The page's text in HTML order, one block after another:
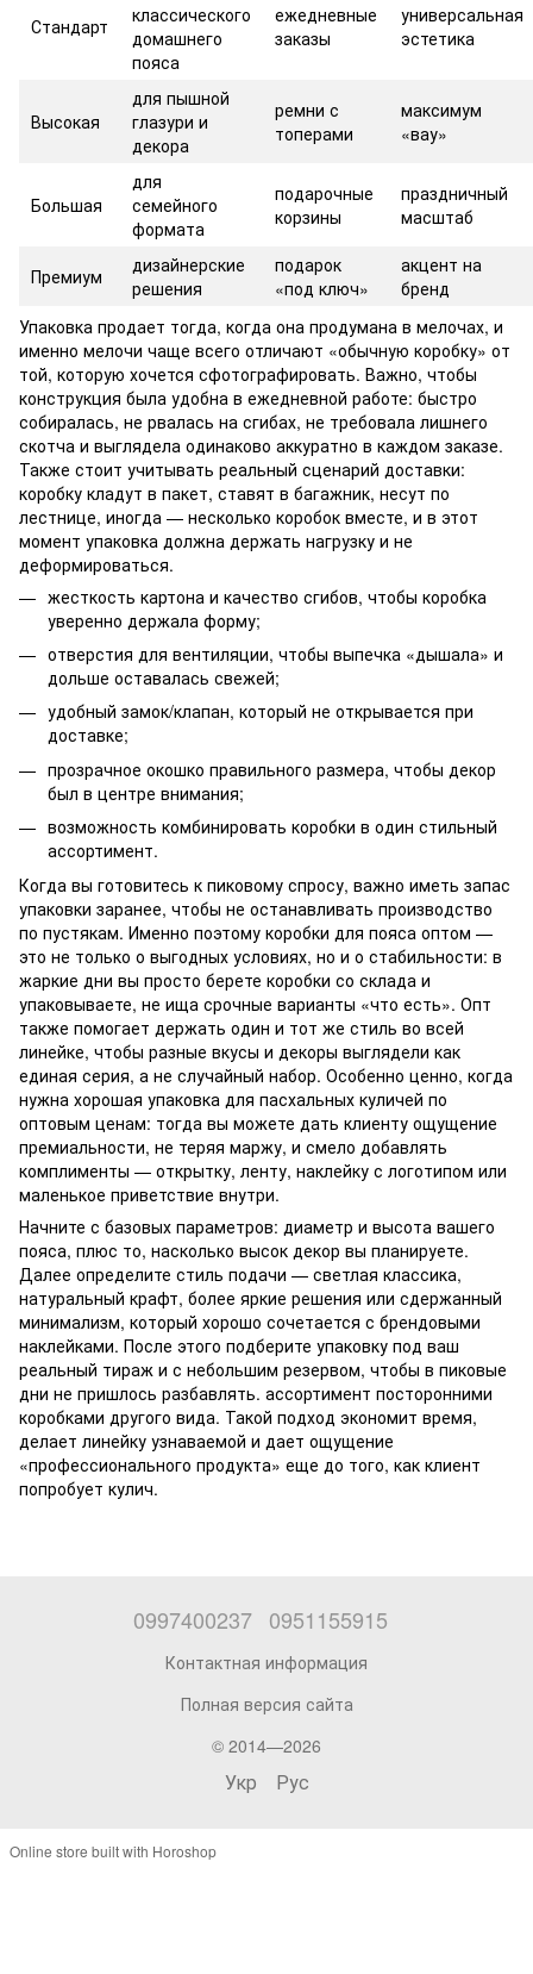
Стандарт
классического
домашнего
пояса
ежедневные
заказы
универсальная
эстетика
Высокая
для пышной
глазури и
декора
ремни с
топерами
максимум
«вау»
Большая
для
семейного
формата
подарочные
корзины
праздничный
масштаб
Премиум
дизайнерские
решения
подарок
«под ключ»
акцент на
бренд
Упаковка продает тогда, когда она продумана в мелочах, и
именно мелочи чаще всего отличают «обычную коробку» от
той, которую хочется сфотографировать. Важно, чтобы
конструкция была удобна в ежедневной работе: быстро
собиралась, не рвалась на сгибах, не требовала лишнего
скотча и выглядела одинаково аккуратно в каждом заказе.
Также стоит учитывать реальный сценарий доставки:
коробку кладут в пакет, ставят в багажник, несут по
лестнице, иногда — несколько коробок вместе, и в этот
момент упаковка должна держать нагрузку и не
деформироваться.
жесткость картона и качество сгибов, чтобы коробка
уверенно держала форму;
отверстия для вентиляции, чтобы выпечка «дышала» и
дольше оставалась свежей;
удобный замок/клапан, который не открывается при
доставке;
прозрачное окошко правильного размера, чтобы декор
был в центре внимания;
возможность комбинировать коробки в один стильный
ассортимент.
Когда вы готовитесь к пиковому спросу, важно иметь запас
упаковки заранее, чтобы не останавливать производство
по пустякам. Именно поэтому коробки для пояса оптом —
это не только о выгодных условиях, но и о стабильности: в
жаркие дни вы просто берете коробки со склада и
упаковываете, не ища срочные варианты «что есть». Опт
также помогает держать один и тот же стиль во всей
линейке, чтобы разные вкусы и декоры выглядели как
единая серия, а не случайный набор. Особенно ценно, когда
нужна хорошая упаковка для пасхальных куличей по
оптовым ценам: тогда вы можете дать клиенту ощущение
премиальности, не теряя маржу, и смело добавлять
комплименты — открытку, ленту, наклейку с логотипом или
маленькое приветствие внутри.
Начните с базовых параметров: диаметр и высота вашего
пояса, плюс то, насколько высок декор вы планируете.
Далее определите стиль подачи — светлая классика,
натуральный крафт, более яркие решения или сдержанный
минимализм, который хорошо сочетается с брендовыми
наклейками. После этого подберите упаковку под ваш
реальный тираж и с небольшим резервом, чтобы в пиковые
дни не пришлось разбавлять. ассортимент посторонними
коробками другого вида. Такой подход экономит время,
делает линейку узнаваемой и дает ощущение
«профессионального продукта» еще до того, как клиент
попробует кулич.
0997400237 0951155915
Контактная информация
Полная версия сайта
© 2014—2026
Укр Рус
Online store built with Horoshop